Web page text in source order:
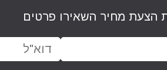
הצעת מחיר השאירו פרטים